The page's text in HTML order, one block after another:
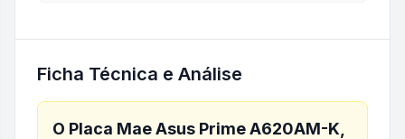
Ficha Técnica e Análise
O Placa Mae Asus Prime A620AM-K,